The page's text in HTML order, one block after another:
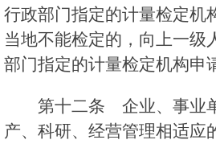
行政部门指定的计量检定机
当地不能检定的，向上一级
部门指定的计量检定机构申
第十二条 企业、事业
产、科研、经营管理相适应